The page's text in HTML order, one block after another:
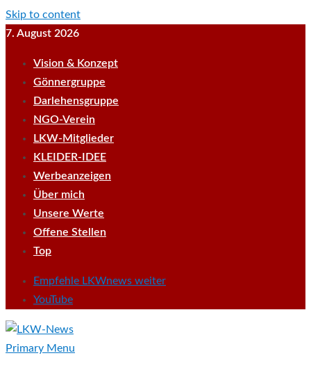
Skip to content
7. August 2026
Vision & Konzept
Gönnergruppe
Darlehensgruppe
NGO-Verein
LKW-Mitglieder
KLEIDER-IDEE
Werbeanzeigen
Über mich
Unsere Werte
Offene Stellen
Top
Empfehle LKWnews weiter
YouTube
Primary Menu